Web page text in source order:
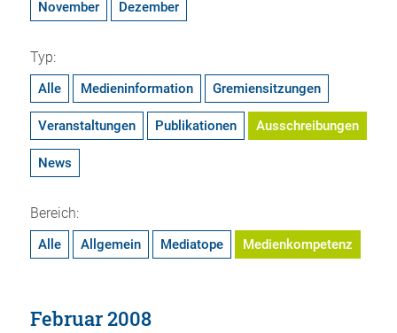
November Dezember
Typ:
Alle Medieninformation Gremiensitzungen
Veranstaltungen Publikationen Ausschreibungen
News
Bereich:
Alle Allgemein Mediatope Medienkompetenz
Februar 2008